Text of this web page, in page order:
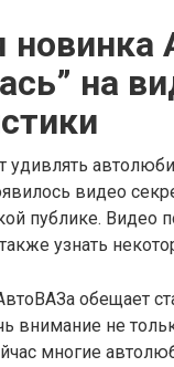
новинка
на
видео
публике. Видео
узнать
обещает
внимание не
многие